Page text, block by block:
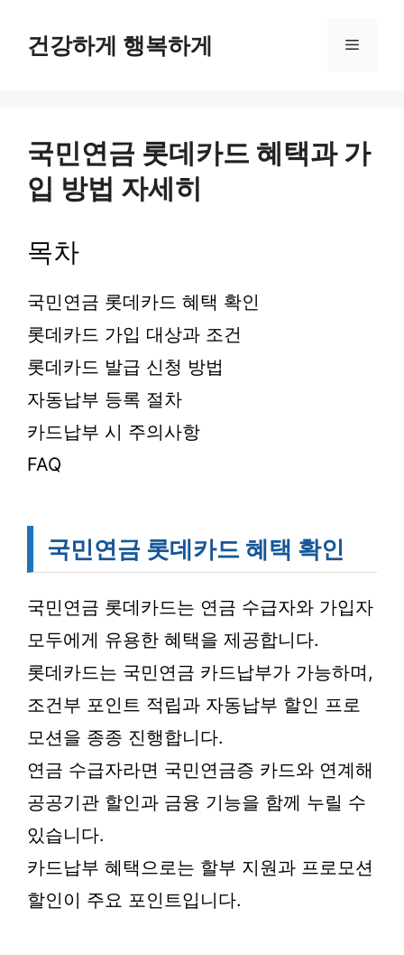
건강하게 행복하게 메
국민연금 롯데카드 혜택과 가
입 방법 자세히
목차
국민연금 롯데카드 혜택 확인
롯데카드 가입 대상과 조건
롯데카드 발급 신청 방법
자동납부 등록 절차
카드납부 시 주의사항
FAQ
국민연금 롯데카드 혜택 확인
국민연금 롯데카드는 연금 수급자와 가입자
모두에게 유용한 혜택을 제공합니다.
롯데카드는 국민연금 카드납부가 가능하며,
조건부 포인트 적립과 자동납부 할인 프로
모션을 종종 진행합니다.
연금 수급자라면 국민연금증 카드와 연계해
공공기관 할인과 금융 기능을 함께 누릴 수
있습니다.
카드납부 혜택으로는 할부 지원과 프로모션
할인이 주요 포인트입니다.